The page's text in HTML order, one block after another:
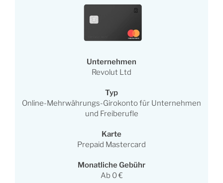
Unternehmen
Revolut Ltd
Typ
Online-Mehrwährungs-Girokonto für Unternehmen
und Freiberufle
Karte
Prepaid Mastercard
Monatliche Gebühr
Ab 0 €